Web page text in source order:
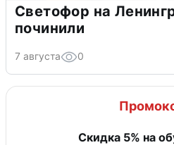
Светофор на
починили
7 августа 0
Скидка 5% на